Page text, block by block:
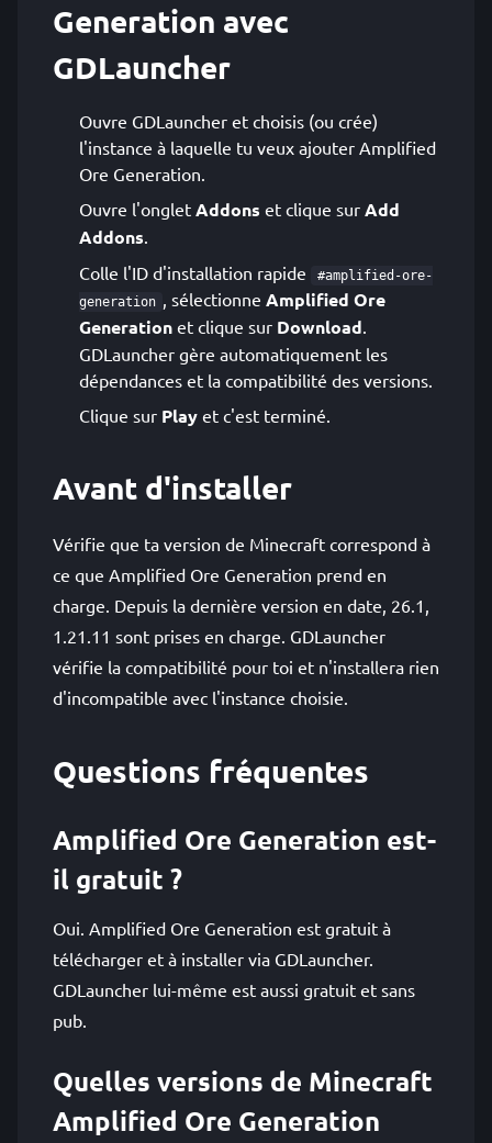
Generation avec
GDLauncher
Ouvre GDLauncher et choisis (ou crée)
l'instance à laquelle tu veux ajouter Amplified
Ore Generation.
Ouvre l'onglet Addons et clique sur Add
Addons.
Colle l'ID d'installation rapide
#amplified-ore-
generation , sélectionne Amplified Ore
Generation et clique sur Download.
GDLauncher gère automatiquement les
dépendances et la compatibilité des versions.
Clique sur Play et c'est terminé.
Avant d'installer
Vérifie que ta version de Minecraft correspond à
ce que Amplified Ore Generation prend en
charge. Depuis la dernière version en date, 26.1,
1.21.11 sont prises en charge. GDLauncher
vérifie la compatibilité pour toi et n'installera rien
d'incompatible avec l'instance choisie.
Questions fréquentes
Amplified Ore Generation est-
il gratuit ?
Oui. Amplified Ore Generation est gratuit à
télécharger et à installer via GDLauncher.
GDLauncher lui-même est aussi gratuit et sans
pub.
Quelles versions de Minecraft
Amplified Ore Generation